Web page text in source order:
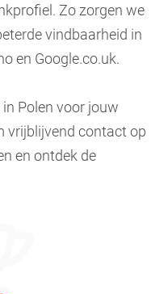
Zo zorgen we
vindbaarheid in
en Google.co.uk.
Polen voor jouw
vrijblijvend contact op
en ontdek de